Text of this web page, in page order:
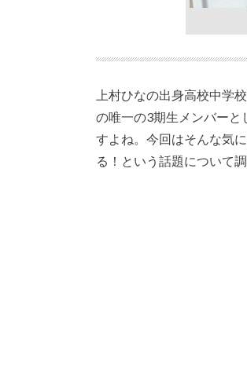
上村ひなの出身高校中学
の唯一の3期生メンバーと
すよね。今回はそんな気
る！という話題について